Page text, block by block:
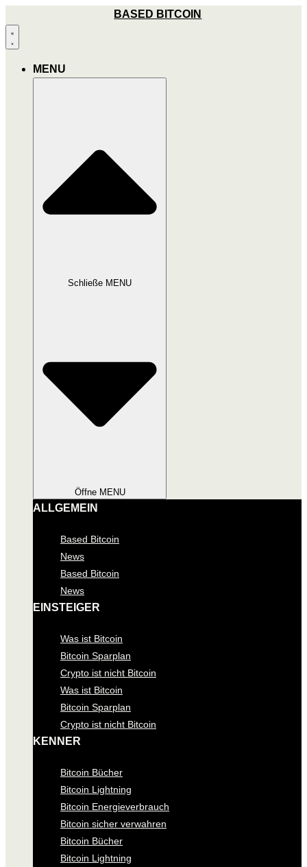
Inhalt
wechseln
BASED BITCOIN
MENU
Schließe MENU
Öffne MENU
ALLGEMEIN
Based Bitcoin
News
Based Bitcoin
News
EINSTEIGER
Was ist Bitcoin
Bitcoin Sparplan
Crypto ist nicht Bitcoin
Was ist Bitcoin
Bitcoin Sparplan
Crypto ist nicht Bitcoin
KENNER
Bitcoin Bücher
Bitcoin Lightning
Bitcoin Energieverbrauch
Bitcoin sicher verwahren
Bitcoin Bücher
Bitcoin Lightning